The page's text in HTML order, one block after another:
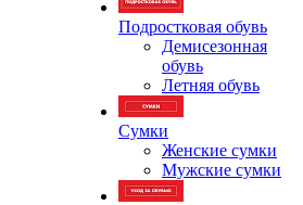
Подростковая обувь
Демисезонная
обувь
Летняя обувь
Сумки
Женские сумки
Мужские сумки